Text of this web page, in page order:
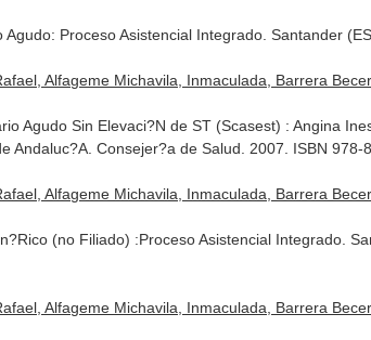
Agudo: Proceso Asistencial Integrado. Santander
Alfageme Michavila, Inmaculada, Barrera
Agudo Sin Elevaci?N de ST (Scasest) : Angina
Andaluc?A. Consejer?a de Salud. 2007. ISBN 978-
Alfageme Michavila, Inmaculada, Barrera
(no Filiado) :Proceso Asistencial Integrado.
Alfageme Michavila, Inmaculada, Barrera